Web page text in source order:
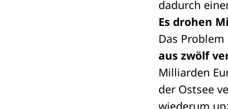
dadurch
Es drohen
Das
aus zwölf
Milliarden
der Ostsee
wiederum